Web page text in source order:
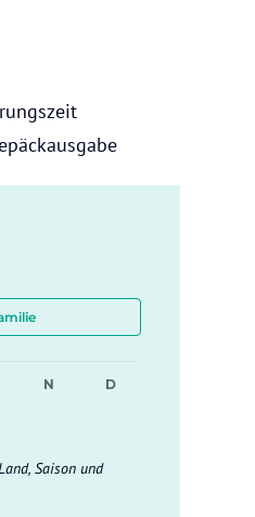
N D
Saison und